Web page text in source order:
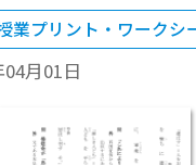
業プリント・ワークシ
月01日